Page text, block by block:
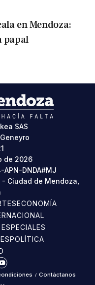
en Mendoza:
papal
SAS
de 2026
DNDA#MJ
Ciudad de Mendoza,
ECONOMÍA
POLÍTICA
YouTube
/ Contáctanos